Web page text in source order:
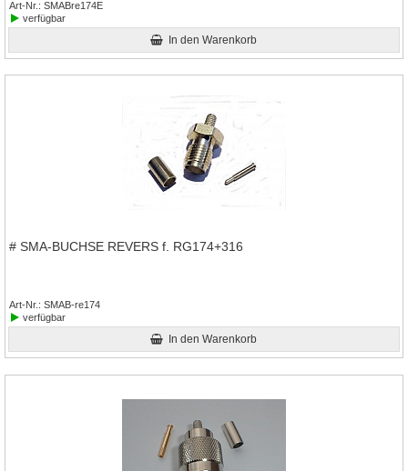
Art-Nr.
SMABre174E
verfügbar
In den Warenkorb
# SMA-BUCHSE REVERS f. RG174+316
Art-Nr.
SMAB-re174
verfügbar
In den Warenkorb